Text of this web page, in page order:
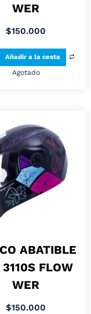
WER
$150.000
Añadir a la cesta
Agotado
ABATIBLE
3110S FLOW
WER
$150.000